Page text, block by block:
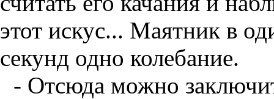
этот искус... Маятник в
секунд одно колебание.
- Отсюда можно